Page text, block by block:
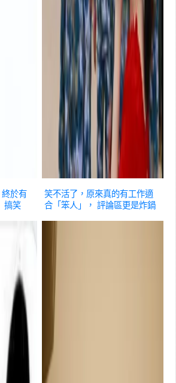
於有
搞笑
笑不活了，原來真的有工作適
合「笨人」， 評論區更是炸鍋